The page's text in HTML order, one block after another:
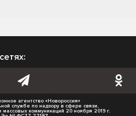
агентство «Новороссия»
службе по надзору в сфере связи,
коммуникаций 20 ноября 2019 г.